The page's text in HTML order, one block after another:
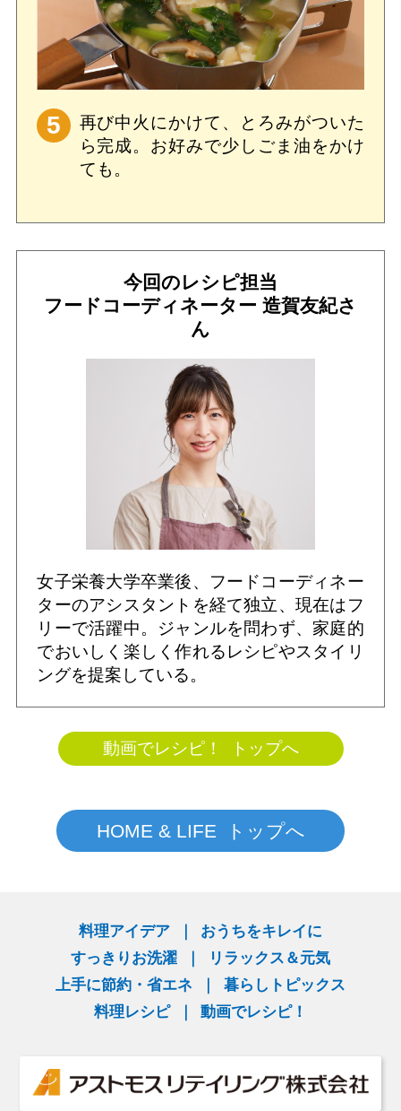
5
再び中火にかけて、とろみがついた
ら完成。お好みで少しごま油をかけ
ても。
今回のレシピ担当
フードコーディネーター 造賀友紀さ
ん
女子栄養大学卒業後、フードコーディネー
ターのアシスタントを経て独立、現在はフ
リーで活躍中。ジャンルを問わず、家庭的
でおいしく楽しく作れるレシピやスタイリ
ングを提案している。
動画でレシピ！ トップへ
HOME & LIFE トップへ
料理アイデア
おうちをキレイに
すっきりお洗濯
リラックス＆元気
上手に節約・省エネ
暮らしトピックス
料理レシピ
動画でレシピ！